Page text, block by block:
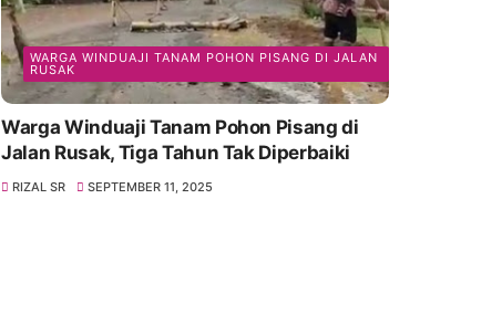
WARGA WINDUAJI TANAM POHON PISANG DI JALAN
RUSAK
Warga Winduaji Tanam Pohon Pisang di
Jalan Rusak, Tiga Tahun Tak Diperbaiki
RIZAL SR SEPTEMBER 11, 2025